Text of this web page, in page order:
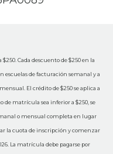
Cada descuento de $250 en la
escuelas de facturación semanal y a
El crédito de $250 se aplica a
de matrícula sea inferior a $250, se
o mensual completa en lugar
la cuota de inscripción y comenzar
La matrícula debe pagarse por